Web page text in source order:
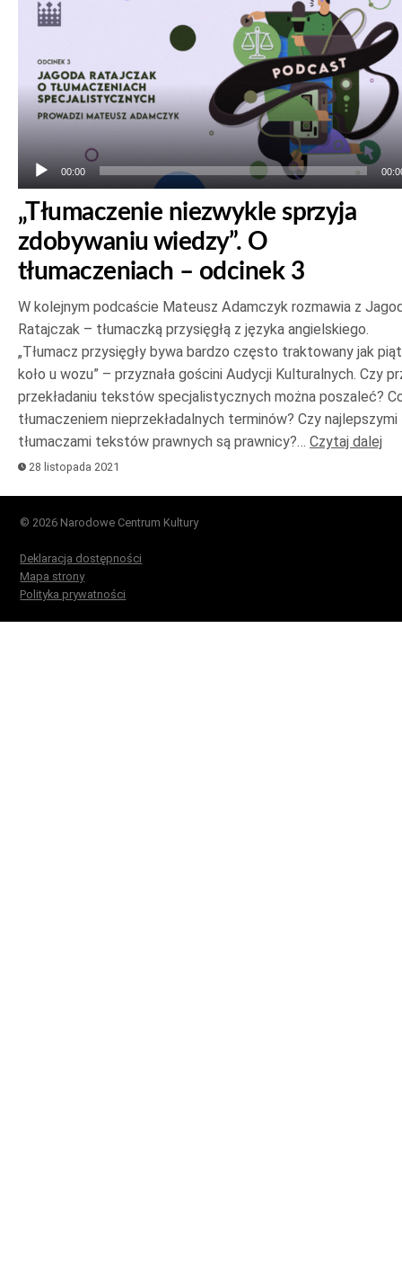
plików
00:00
„Tłumaczenie niezwykle sprzyja
zdobywaniu wiedzy”. O
tłumaczeniach – odcinek 3
W kolejnym podcaście Mateusz Adamczyk rozmawia z
Ratajczak – tłumaczką przysięgłą z języka angielskiego.
„Tłumacz przysięgły bywa bardzo często traktowany jak
koło u wozu” – przyznała gościni Audycji Kulturalnych. Czy
przekładaniu tekstów specjalistycznych można poszaleć?
tłumaczeniem nieprzekładalnych terminów? Czy najlepszymi
tłumaczami tekstów prawnych są prawnicy?… Czytaj dalej
28 listopada 2021
© 2026 Narodowe Centrum Kultury
Deklaracja dostępności
Mapa strony
Polityka prywatności